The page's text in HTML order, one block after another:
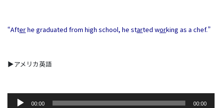
“Afterhe graduated from high school, he started working as a chef.”
▶アメリカ英語
00:00 00:00